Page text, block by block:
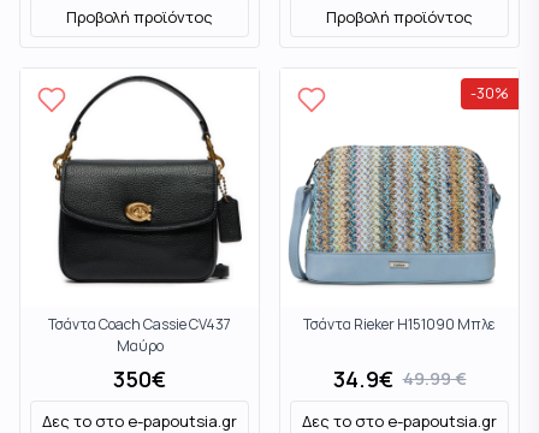
Προβολή προϊόντος Προβολή προϊόντος
Τσάντα Coach Cassie CV437
Μαύρο
350€
Δες το στο e-papoutsia.gr
-30%
Τσάντα Rieker H151090 Μπλε
34.9€ 49.99€
Δες το στο e-papoutsia.gr